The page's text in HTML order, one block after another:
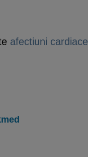
afectiuni cardiace